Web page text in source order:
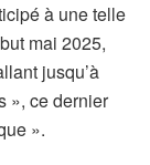
à une telle
mai 2025,
jusqu’à
», ce dernier
».